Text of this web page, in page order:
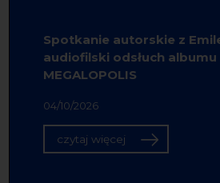
Spotkanie autorskie z
audiofilski odsłuch albumu
MEGALOPOLIS
04/10/2026
czytaj więcej